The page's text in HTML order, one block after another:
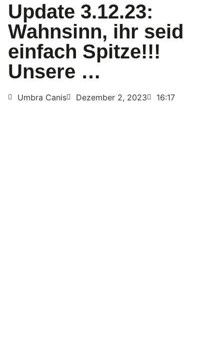
Update 3.12.23:
Wahnsinn, ihr seid
einfach Spitze!!!
Unsere …
Umbra Canis Dezember 2, 2023 16:17